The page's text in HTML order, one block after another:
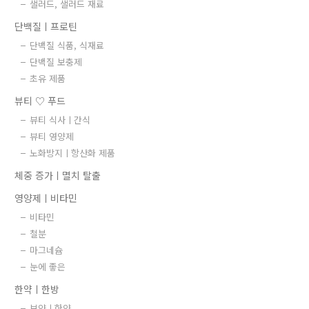
샐러드, 샐러드 재료
단백질ㅣ프로틴
단백질 식품, 식재료
단백질 보충제
초유 제품
뷰티 ♡ 푸드
뷰티 식사ㅣ간식
뷰티 영양제
노화방지ㅣ항산화 제품
체중 증가ㅣ멸치 탈출
영양제ㅣ비타민
비타민
철분
마그네슘
눈에 좋은
한약ㅣ한방